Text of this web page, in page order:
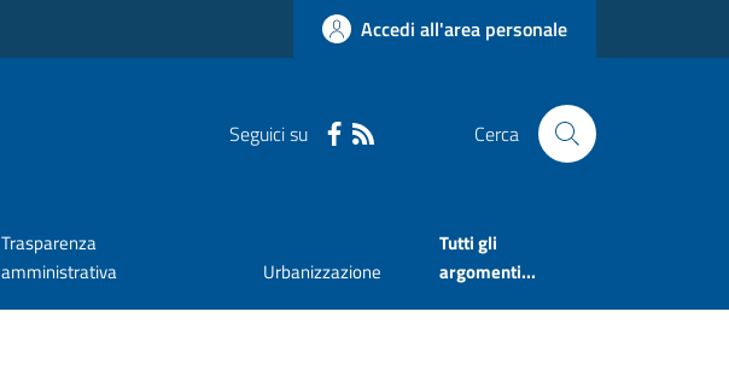
Accedi all'area personale
Seguici su Cerca
Trasparenza
amministrativa
Urbanizzazione
Tutti gli
argomenti...